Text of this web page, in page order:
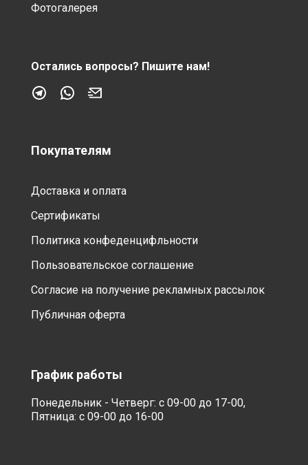
Фотогалерея
Остались вопросы? Пишите нам!
Покупателям
Доставка и оплата
Сертификаты
Политика конфеденцифльности
Пользовательское соглашение
Согласие на получение рекламных рассылок
Публичная оферта
График работы
Понедельник - Четверг: с 09-00 до 17-00,
Пятница: с 09-00 до 16-00